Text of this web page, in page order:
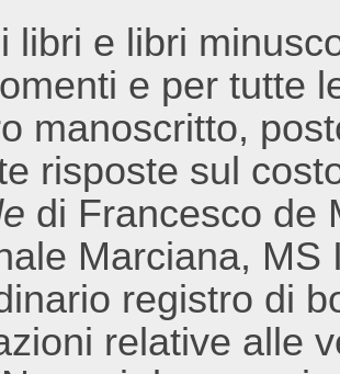
libri e libri
e per tutte
manoscritto,
risposte sul
di Francesco de
Marciana,
registro di
relative alle